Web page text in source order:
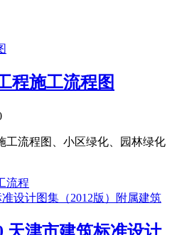
程施工流程图
工流程图、小区绿化、园林绿化
流程
天津市建筑标准设计